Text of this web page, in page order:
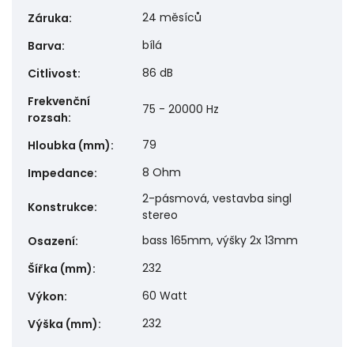
Záruka:
24 měsíců
Barva:
bílá
Citlivost:
86 dB
Frekvenční
rozsah:
75 - 20000 Hz
Hloubka (mm):
79
Impedance: 8 Ohm
Konstrukce:
2-pásmová, vestavba singl
stereo
Osazení:
bass 165mm, výšky 2x 13mm
Šířka (mm):
232
Výkon:
60 Watt
Výška (mm): 232